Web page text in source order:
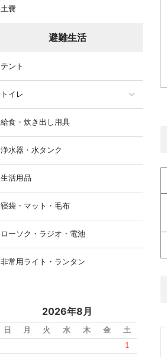
土嚢
避難生活
テント
トイレ
給食・炊き出し用具
浄水器・水タンク
生活用品
寝袋・マット・毛布
ローソク・ラジオ・電池
非常用ライト・ランタン
2026年8月
日 月 火 水 木 金
土
1